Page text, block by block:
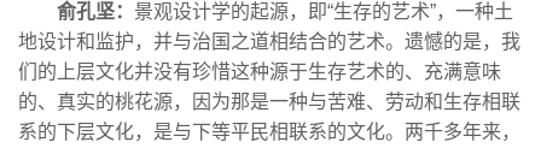
俞孔坚： 景观设计学的起源，即“生存的艺术”，一种土
地设计和监护，并与治国之道相结合的艺术。遗憾的是，我
们的上层文化并没有珍惜这种源于生存艺术的、充满意味
的、真实的桃花源，因为那是一种与苦难、劳动和生存相联
系的下层文化，是与下等平民相联系的文化。两千多年来，